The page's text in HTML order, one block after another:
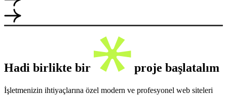
Hadi birlikte bir proje başlatalım
İşletmenizin ihtiyaçlarına özel modern ve profesyonel web siteleri